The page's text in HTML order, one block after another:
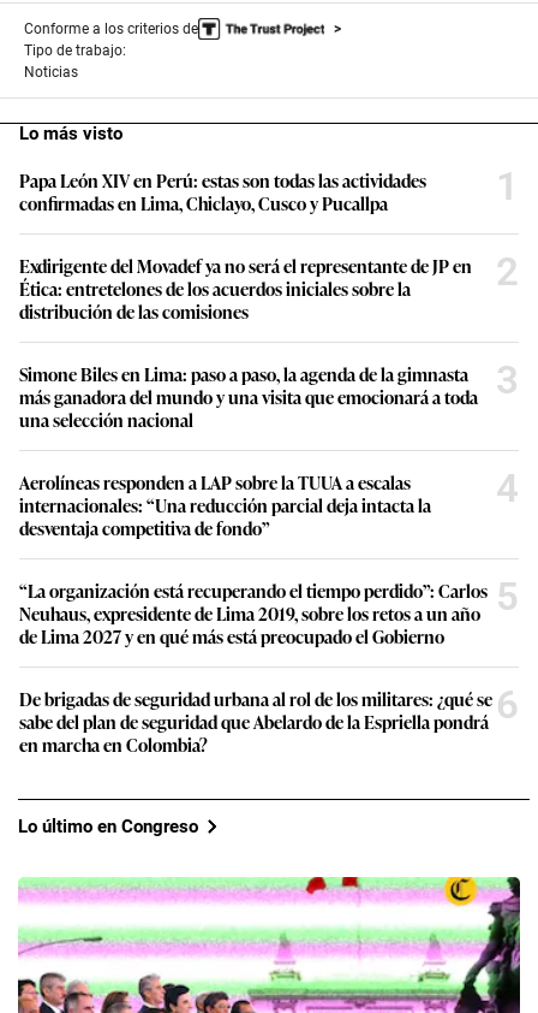
Conforme a los criterios de
Tipo de trabajo:
Noticias
Lo más visto
Papa León XIV en Perú: estas son todas las actividades
confirmadas en Lima, Chiclayo, Cusco y Pucallpa
1
Exdirigente del Movadef ya no será el representante de JP en
Ética: entretelones de los acuerdos iniciales sobre la
distribución de las comisiones
2
Simone Biles en Lima: paso a paso, la agenda de la gimnasta
más ganadora del mundo y una visita que emocionará a toda
una selección nacional
3
Aerolíneas responden a LAP sobre la TUUA a escalas
internacionales: “Una reducción parcial deja intacta la
desventaja competitiva de fondo”
4
“La organización está recuperando el tiempo perdido”: Carlos
Neuhaus, expresidente de Lima 2019, sobre los retos a un año
de Lima 2027 y en qué más está preocupado el Gobierno
5
De brigadas de seguridad urbana al rol de los militares: ¿qué se
sabe del plan de seguridad que Abelardo de la Espriella pondrá
en marcha en Colombia?
6
Lo último en Congreso